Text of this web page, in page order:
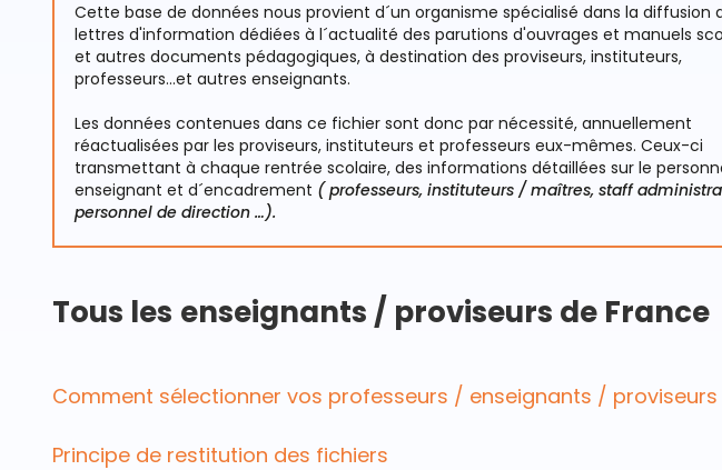
Cette base de données nous provient d´un organisme spécialisé dans la diffusion
lettres d'information dédiées à l´actualité des parutions d'ouvrages et manuels
et autres documents pédagogiques, à destination des proviseurs, instituteurs,
professeurs...et autres enseignants.
Les données contenues dans ce fichier sont donc par nécessité, annuellement
réactualisées par les proviseurs, instituteurs et professeurs eux-mêmes. Ceux-ci
transmettant à chaque rentrée scolaire, des informations détaillées sur le
enseignant et d´encadrement ( professeurs, instituteurs / maîtres, staff
personnel de direction …).
Tous les enseignants / proviseurs de France
Comment sélectionner vos professeurs / enseignants / proviseurs
Principe de restitution des fichiers